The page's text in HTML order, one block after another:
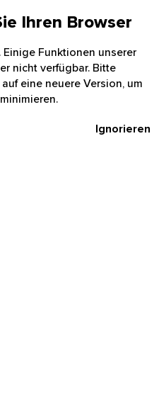
Ihren Browser
Funktionen unserer
nicht verfügbar. Bitte
eine neuere Version, um
Ignorieren